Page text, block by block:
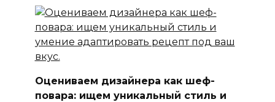
Оцениваем дизайнера как шеф-
повара: ищем уникальный стиль и